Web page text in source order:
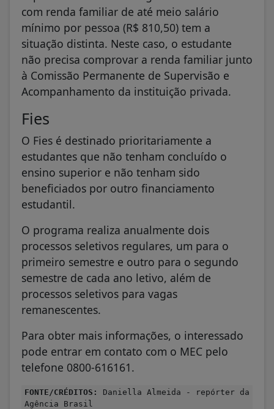
com renda familiar de até meio salário
mínimo por pessoa (R$ 810,50) tem a
situação distinta. Neste caso, o estudante
não precisa comprovar a renda familiar junto
à Comissão Permanente de Supervisão e
Acompanhamento da instituição privada.
Fies
O Fies é destinado prioritariamente a
estudantes que não tenham concluído o
ensino superior e não tenham sido
beneficiados por outro financiamento
estudantil.
O programa realiza anualmente dois
processos seletivos regulares, um para o
primeiro semestre e outro para o segundo
semestre de cada ano letivo, além de
processos seletivos para vagas
remanescentes.
Para obter mais informações, o interessado
pode entrar em contato com o MEC pelo
telefone 0800-616161.
FONTE/CRÉDITOS:
Daniella Almeida - repórter da
Agência Brasil